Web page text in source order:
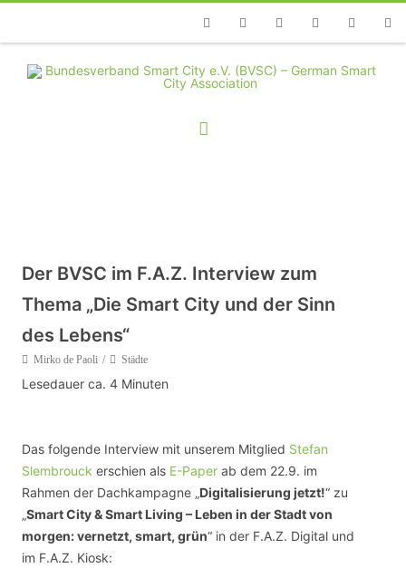
TelefonFacebookTwitterYoutubeInstagramLinkedin
Der BVSC im F.A.Z. Interview zum
Thema „Die Smart City und der Sinn
des Lebens“
Mirko de Paoli Städte
Lesedauer ca. 4 Minuten
Das folgende Interview mit unserem Mitglied Stefan
Slembrouck erschien als E-Paper ab dem 22.9. im
Rahmen der Dachkampagne „Digitalisierung jetzt!“ zu
„Smart City & Smart Living – Leben in der Stadt von
morgen: vernetzt, smart, grün“ in der F.A.Z. Digital und
im F.A.Z. Kiosk: